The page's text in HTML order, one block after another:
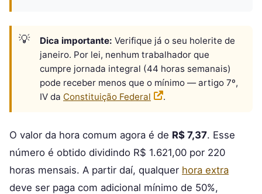
Dica importante: Verifique já o seu holerite de
janeiro. Por lei, nenhum trabalhador que
cumpre jornada integral (44 horas semanais)
pode receber menos que o mínimo — artigo 7º,
IV da Constituição Federal .
O valor da hora comum agora é de R$ 7,37. Esse
número é obtido dividindo R$ 1.621,00 por 220
horas mensais. A partir daí, qualquer hora extra
deve ser paga com adicional mínimo de 50%,